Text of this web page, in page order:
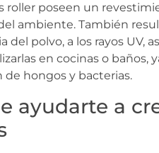
roller poseen un
ambiente. También
del polvo, a los rayos UV,
en cocinas o baños,
de hongos y bacterias.
ayudarte a